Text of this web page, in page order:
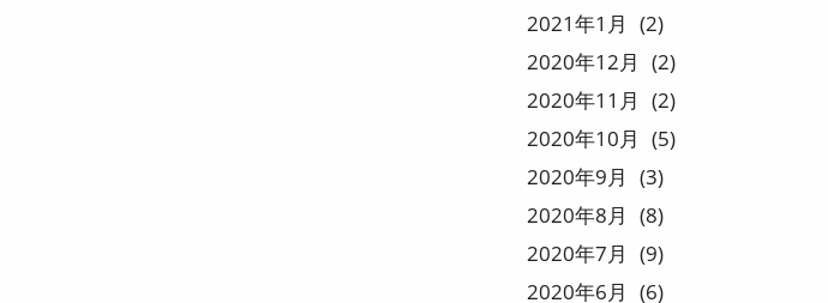
2021
1
2
2020
12
2
2020
11
2
2020
10
5
2020
9
3
2020
8
8
2020
7
9
2020
6
6